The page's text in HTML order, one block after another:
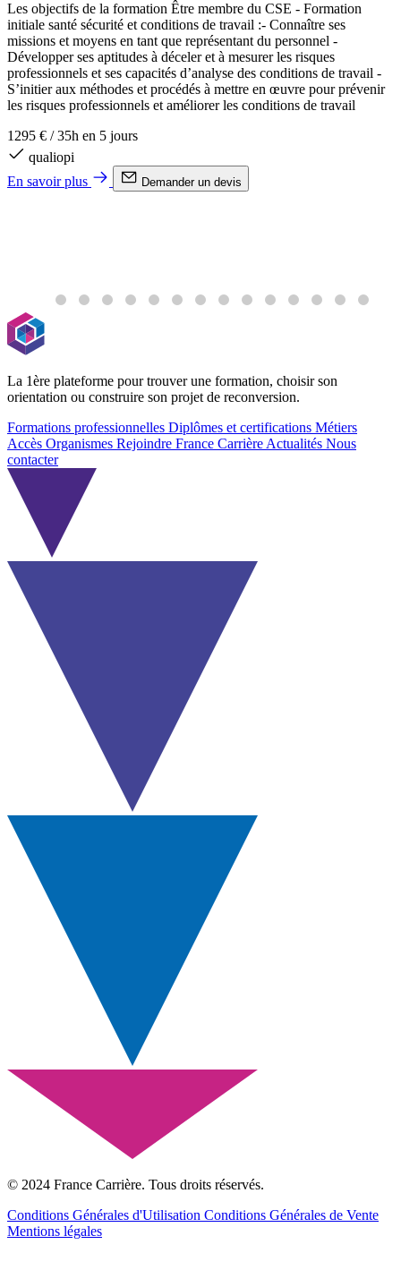
Les objectifs de la formation Être membre du CSE - Formation
initiale santé sécurité et conditions de travail :- Connaître ses
missions et moyens en tant que représentant du personnel -
Développer ses aptitudes à déceler et à mesurer les risques
professionnels et ses capacités d’analyse des conditions de travail -
S’initier aux méthodes et procédés à mettre en œuvre pour prévenir
les risques professionnels et améliorer les conditions de travail
1295 € / 35h en 5 jours
qualiopi
En savoir plus
Demander un devis
La 1ère plateforme pour trouver une formation, choisir son
orientation ou construire son projet de reconversion.
Formations professionnelles Diplômes et certifications Métiers
Accès Organismes Rejoindre France Carrière Actualités Nous
contacter
© 2024 France Carrière. Tous droits réservés.
Conditions Générales d'Utilisation Conditions Générales de Vente
Mentions légales